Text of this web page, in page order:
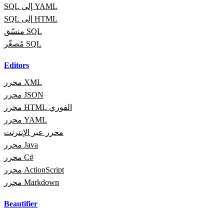
SQL إلى YAML
SQL إلى HTML
منسّق SQL
مُصغّر SQL
Editors
محرر XML
محرر JSON
محرر HTML الفوري
محرر YAML
محرر عبر الإنترنت
محرر Java
محرر C#
محرر ActionScript
محرر Markdown
Beautifier